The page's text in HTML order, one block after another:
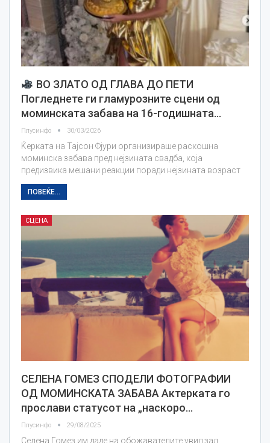
ВО ЗЛАТО ОД ГЛАВА ДО ПЕТИ
Погледнете ги гламурозните сцени од
моминската забава на 16-годишната…
Плусинфо 30/03/2026
Ќерката на Тајсон Фјури организираше раскошна
моминска забава пред нејзината свадба, која
предизвика мешани реакции поради нејзината возраст
ПОВЕЌЕ...
СЦЕНА
СЕЛЕНА ГОМЕЗ СПОДЕЛИ ФОТОГРАФИИ
ОД МОМИНСКАТА ЗАБАВА Актерката го
прослави статусот на „наскоро…
Плусинфо 29/08/2025
Селена Гомез им даде на обожавателите увид зад